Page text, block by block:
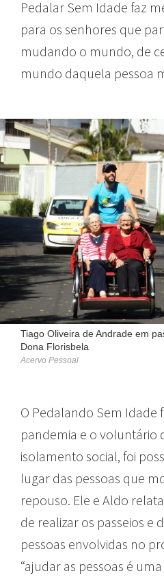
Pedalar Sem Idade faz
para os senhores que
mudando o mundo, de
mundo daquela pessoa
Tiago Oliveira de Andrade em
Dona Florisbela
Acervo Pessoal
O Pedalando Sem Idade
pandemia e o voluntário
isolamento social, foi
lugar das pessoas que
repouso. Ele e Aldo
de realizar os passeios e
pessoas envolvidas no
“ajudar as pessoas é